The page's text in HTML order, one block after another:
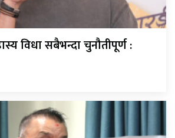
विधा सबैभन्दा चुनौतीपूर्ण :